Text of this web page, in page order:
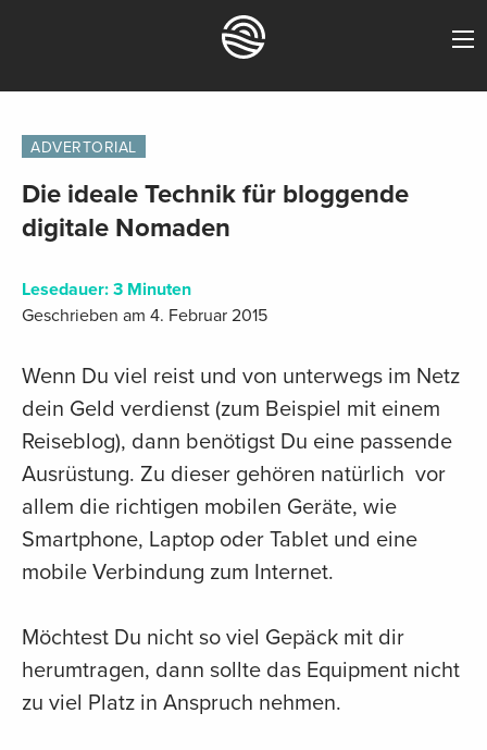
ADVERTORIAL
Die ideale Technik für bloggende
digitale Nomaden
Lesedauer:3 Minuten
Geschrieben am 4. Februar 2015
Wenn Du viel reist und von unterwegs im Netz
dein Geld verdienst (zum Beispiel mit einem
Reiseblog), dann benötigst Du eine passende
Ausrüstung. Zu dieser gehören natürlich vor
allem die richtigen mobilen Geräte, wie
Smartphone, Laptop oder Tablet und eine
mobile Verbindung zum Internet.
Möchtest Du nicht so viel Gepäck mit dir
herumtragen, dann sollte das Equipment nicht
zu viel Platz in Anspruch nehmen.